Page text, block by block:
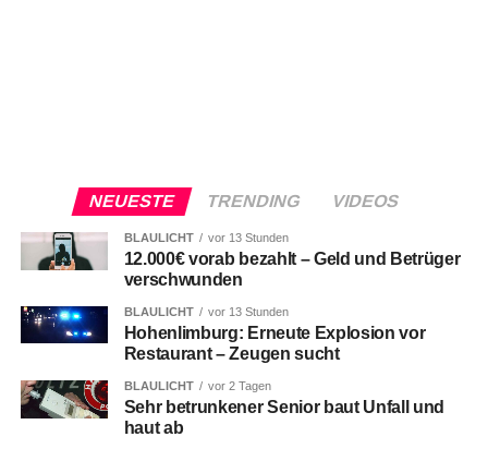
NEUESTE TRENDING VIDEOS
BLAULICHT vor 13 Stunden
12.000€ vorab bezahlt – Geld und Betrüger
verschwunden
BLAULICHT vor 13 Stunden
Hohenlimburg: Erneute Explosion vor
Restaurant – Zeugen sucht
BLAULICHT vor 2 Tagen
Sehr betrunkener Senior baut Unfall und
haut ab